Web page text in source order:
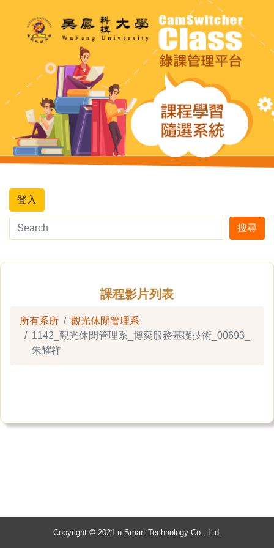
登入
搜尋
課程影片列表
所有系所
觀光休閒管理系
1142_觀光休閒管理系_博奕服務基礎技術_00693_
朱耀祥
Copyright © 2021 u-Smart Technology Co., Ltd.